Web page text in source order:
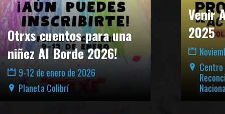
Otrxs cuentos para una
niñez Al Borde 2026!
9-12 de enero de 2026
Planeta Colibrí
Venir
2025
Centro